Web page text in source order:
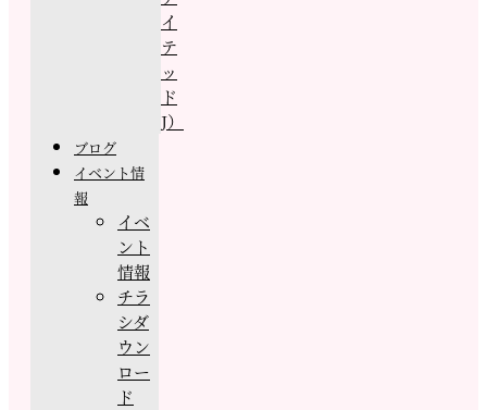
イ
テ
ッ
ド
J）
ブログ
イベント情
報
イベ
ント
情報
チラ
シダ
ウン
ロー
ド